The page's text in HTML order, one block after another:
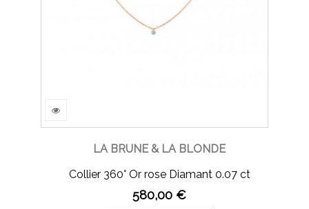
LA BRUNE & LA BLONDE
Collier 360° Or rose Diamant 0.07 ct
580,00 €